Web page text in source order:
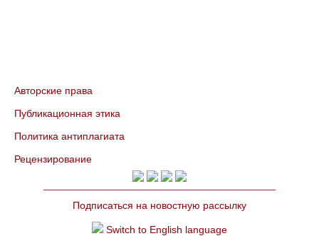
Авторские права
Публикационная этика
Политика антиплагиата
Рецензирование
Подписаться на новостную рассылку
Switch to English language